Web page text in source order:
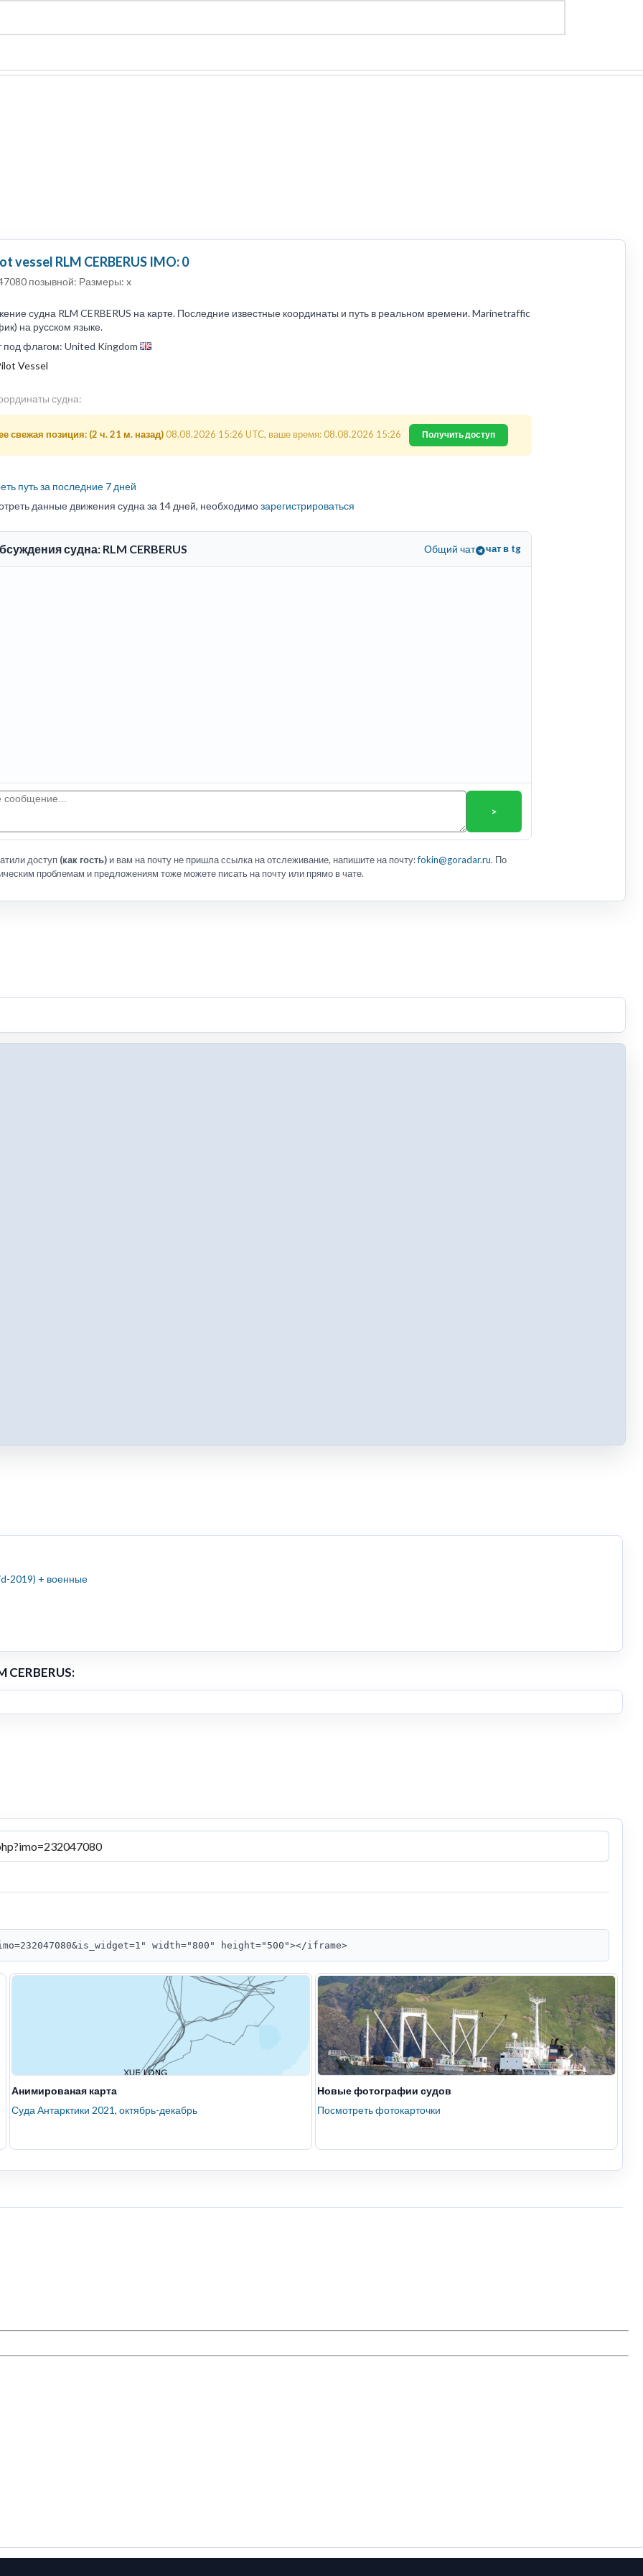
vessel RLM CERBERUS IMO: 0
позывной: Размеры: x
судна RLM CERBERUS на карте. Последние известные координаты и путь в реальном времени. Marinetraffic
на русском языке.
под флагом: United Kingdom
Vessel
судна:
свежая позиция: (2 ч. 21 м. назад) 08.08.2026 15:26 UTC, ваше время: 08.08.2026 15:26 Получить доступ
путь за последние 7 дней
данные движения судна за 14 дней, необходимозарегистрироваться
судна: RLM CERBERUS Общий чат чат в tg
>
доступ (как гость) и вам на почту не пришла ссылка на отслеживание, напишите на почту:fokin@goradar.ru. По
проблемам и предложениям тоже можете писать на почту или прямо в чате.
2019) + военные
width="800" height="500"></iframe>
Анимированая карта
Суда Антарктики 2021, октябрь-декабрь
Новые фотографии судов
Посмотреть фотокарточки